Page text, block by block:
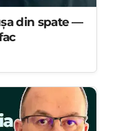
din spate —